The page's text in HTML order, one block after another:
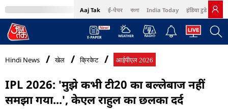
Aaj Tak ई-पेपर বাংলা India Today इंडिया टुडे हिंदी
MumbaiTak Cosmopolitan Harper's Bazaar Northeast
Hindi News खेल क्रिकेट आईपीएल 2026
IPL 2026: 'मुझे कभी टी20 का बल्लेबाज नहीं
समझा गया...', केएल राहुल का छलका दर्द